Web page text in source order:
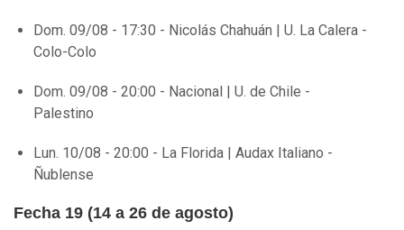
Dom. 09/08 - 17:30 - Nicolás Chahuán | U. La Calera -
Colo-Colo
Dom. 09/08 - 20:00 - Nacional | U. de Chile -
Palestino
Lun. 10/08 - 20:00 - La Florida | Audax Italiano -
Ñublense
Fecha 19 (14 a 26 de agosto)